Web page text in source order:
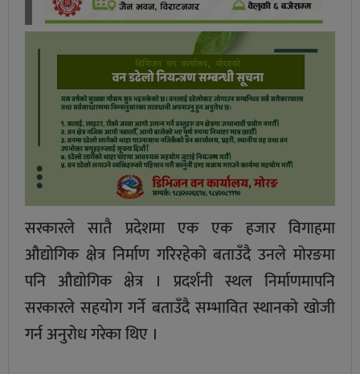
सरकारले सातै प्रदेशमा एक एक हजार विगाहमा
औद्योगिक क्षेत्र निर्माण गरिरहेको बताउँदै उनले मोरङमा
पनि औद्योगिक क्षेत्र । प्रदर्शनी स्थल निर्माणमापनि
सरकारले सहयोग गर्ने बताउँदै सम्भावित स्थानको खोजी
गर्न अनुरोध गरेका थिए ।